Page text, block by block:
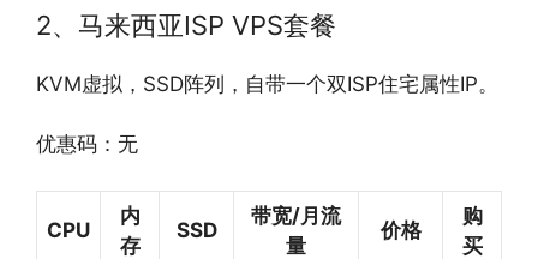
2、马来西亚ISP VPS套餐
KVM虚拟，SSD阵列，自带一个双ISP住宅属性IP。
优惠码：无
CPU
内
存
SSD
带宽/月流
量
价格
购
买